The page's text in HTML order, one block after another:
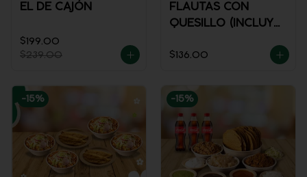
EL DE CAJÓN
$199.00
$239.00
FLAUTAS CON
QUESILLO (INCLUYE
SALSA)
$136.00
-15% -15%